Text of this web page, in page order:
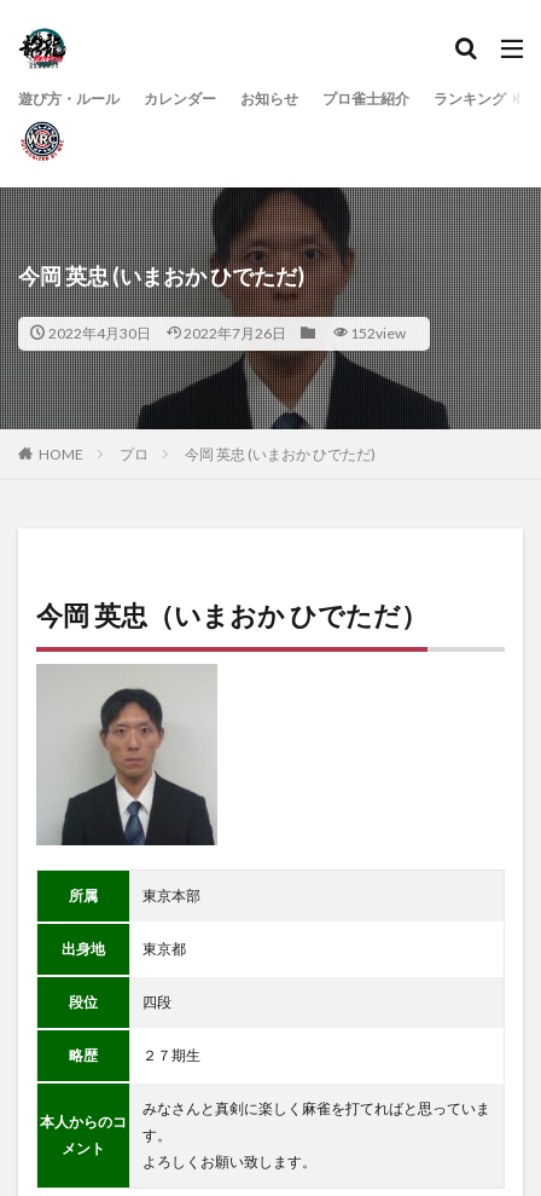
遊び方・ルール カレンダー お知らせ プロ雀士紹介 ランキング
今岡 英忠 (いまおか ひでただ)
2022年4月30日 2022年7月26日 152view
HOME プロ 今岡 英忠 (いまおか ひでただ)
今岡 英忠（いまおか ひでただ）
所属 東京本部
出身地 東京都
段位 四段
略歴 ２７期生
本人からのコ
メント
みなさんと真剣に楽しく麻雀を打てればと思っていま
す。
よろしくお願い致します。